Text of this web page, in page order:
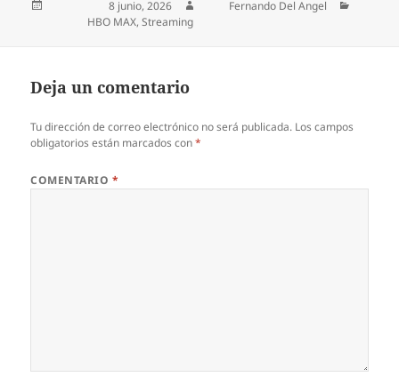
Publicado el8 junio, 2026
Fernando Del Angel
HBO MAX,Streaming
Deja un comentario
Tu dirección de correo electrónico no será publicada. Los campos
obligatorios están marcados con*
COMENTARIO *